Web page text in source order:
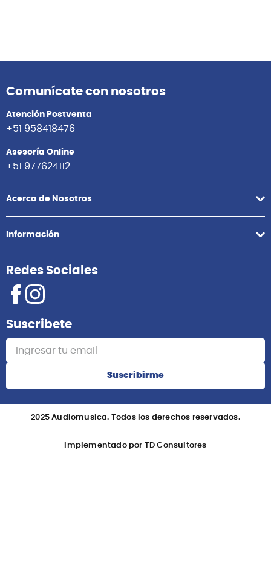
Comunícate con nosotros
Atención Postventa
+51 958418476
Asesoría Online
+51 977624112
Acerca de Nosotros
Información
Redes Sociales
Suscribete
Suscribirme
2025 Audiomusica. Todos los derechos reservados.
Implementado por TD Consultores